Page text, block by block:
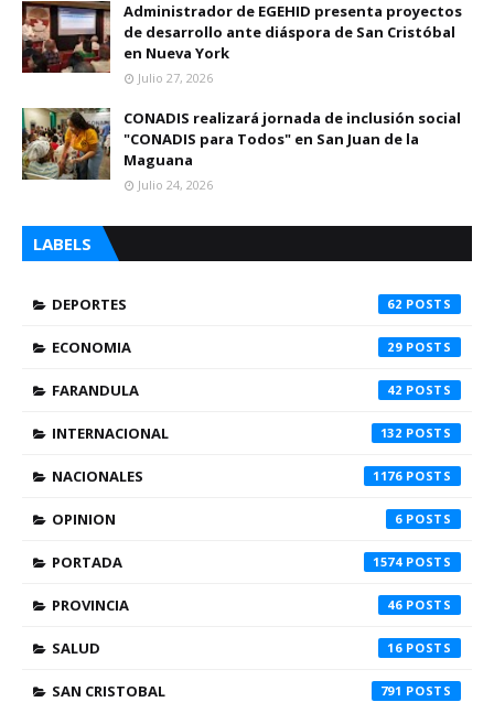
Administrador de EGEHID presenta proyectos
de desarrollo ante diáspora de San Cristóbal
en Nueva York
Julio 27, 2026
CONADIS realizará jornada de inclusión social
"CONADIS para Todos" en San Juan de la
Maguana
Julio 24, 2026
LABELS
DEPORTES 62
ECONOMIA 29
FARANDULA 42
INTERNACIONAL 132
NACIONALES 1176
OPINION 6
PORTADA 1574
PROVINCIA 46
SALUD 16
SAN CRISTOBAL 791